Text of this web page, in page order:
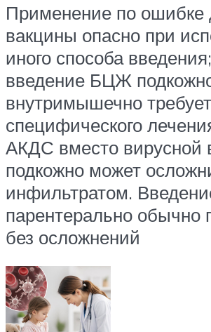
Применение по ошибке
вакцины опасно при
иного способа
введение БЦЖ
внутримышечно требует
специфического
АКДС вместо вирусной
подкожно может
инфильтратом.
парентерально обычно
без осложнений